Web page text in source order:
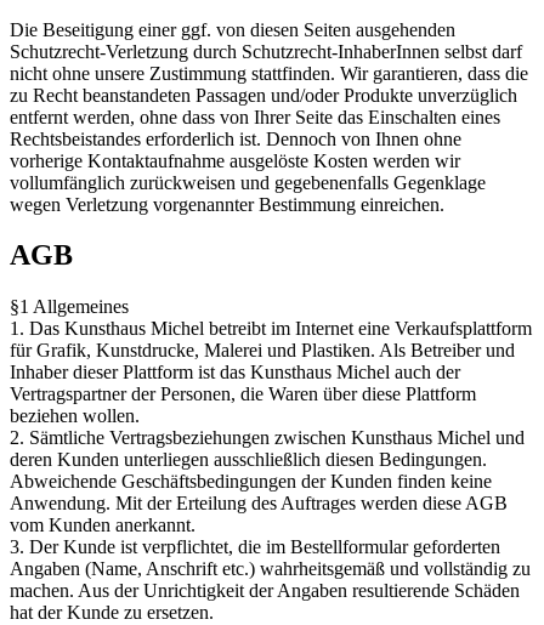
Die Beseitigung einer ggf. von diesen Seiten ausgehenden
Schutzrecht-Verletzung durch Schutzrecht-InhaberInnen selbst darf
nicht ohne unsere Zustimmung stattfinden. Wir garantieren, dass die
zu Recht beanstandeten Passagen und/oder Produkte unverzüglich
entfernt werden, ohne dass von Ihrer Seite das Einschalten eines
Rechtsbeistandes erforderlich ist. Dennoch von Ihnen ohne
vorherige Kontaktaufnahme ausgelöste Kosten werden wir
vollumfänglich zurückweisen und gegebenenfalls Gegenklage
wegen Verletzung vorgenannter Bestimmung einreichen.
AGB
§1 Allgemeines
1. Das Kunsthaus Michel betreibt im Internet eine Verkaufsplattform
für Grafik, Kunstdrucke, Malerei und Plastiken. Als Betreiber und
Inhaber dieser Plattform ist das Kunsthaus Michel auch der
Vertragspartner der Personen, die Waren über diese Plattform
beziehen wollen.
2. Sämtliche Vertragsbeziehungen zwischen Kunsthaus Michel und
deren Kunden unterliegen ausschließlich diesen Bedingungen.
Abweichende Geschäftsbedingungen der Kunden finden keine
Anwendung. Mit der Erteilung des Auftrages werden diese AGB
vom Kunden anerkannt.
3. Der Kunde ist verpflichtet, die im Bestellformular geforderten
Angaben (Name, Anschrift etc.) wahrheitsgemäß und vollständig zu
machen. Aus der Unrichtigkeit der Angaben resultierende Schäden
hat der Kunde zu ersetzen.